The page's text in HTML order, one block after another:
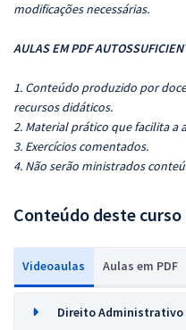
modificações necessárias.
AULAS EM PDF
1. Conteúdo produzido por
recursos didáticos.
2. Material prático que facilita a
3. Exercícios comentados.
4. Não serão ministrados
Conteúdo deste curso
Videoaulas Aulas em PDF
Direito Administrativo